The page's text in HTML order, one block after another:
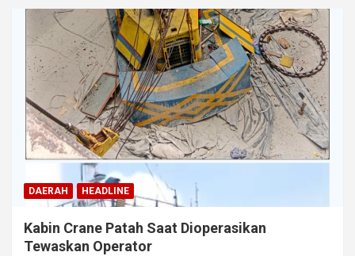
DAERAH HEADLINE
Kabin Crane Patah Saat Dioperasikan
Tewaskan Operator